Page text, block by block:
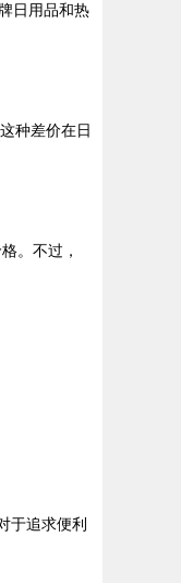
日用品和热
种差价在日
。不过，
于追求便利